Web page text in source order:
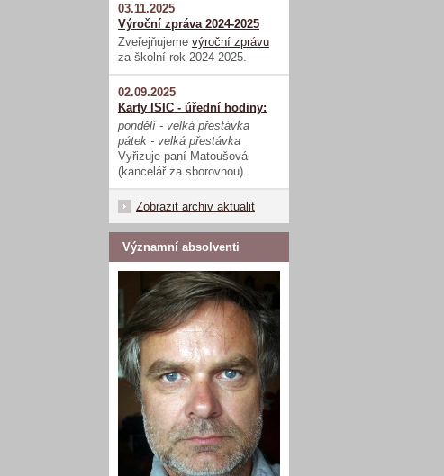
03.11.2025
Výroční zpráva 2024-2025
Zveřejňujeme výroční zprávu
za školní rok 2024-2025.
02.09.2025
Karty ISIC - úřední hodiny:
pondělí - velká přestávka
pátek - velká přestávka
Vyřizuje paní Matoušová
(kancelář za sborovnou).
Zobrazit archiv aktualit
Významní absolventi